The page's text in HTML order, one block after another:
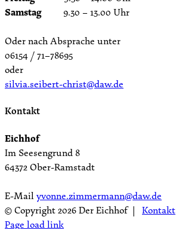
Samstag 9.30 – 13.00 Uhr
Oder nach Absprache unter
06154 / 71–78695
oder
silvia.seibert-christ@daw.de
Kontakt
Eichhof
Im Seesengrund 8
64372 Ober-Ramstadt
E-Mailyvonne.zimmermann@daw.de
© Copyright2026 Der Eichhof | Kontakt
Page load link